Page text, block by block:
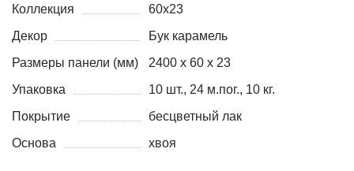
Коллекция
60x23
Декор
Бук карамель
Размеры панели (мм)
2400 х 60 х 23
Упаковка
10 шт., 24 м.пог., 10 кг.
Покрытие
бесцветный лак
Основа
хвоя